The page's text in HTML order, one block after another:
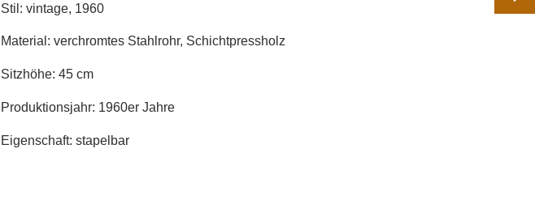
Stil: vintage, 1960
Material: verchromtes Stahlrohr, Schichtpressholz
Sitzhöhe: 45 cm
Produktionsjahr: 1960er Jahre
Eigenschaft: stapelbar